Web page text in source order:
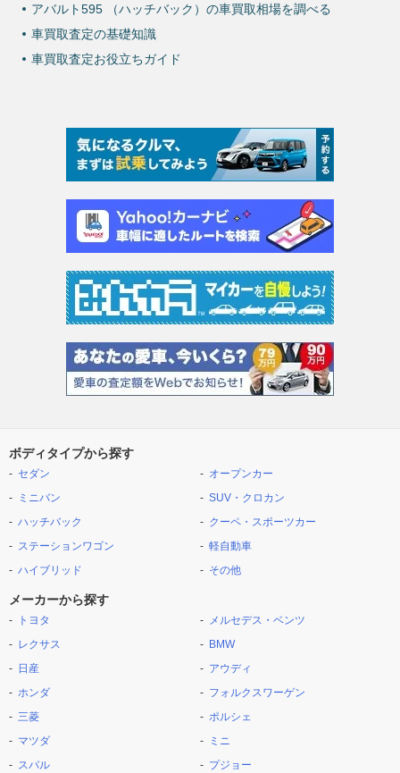
アバルト595 （ハッチバック）の車買取相場を調べる
車買取査定の基礎知識
車買取査定お役立ちガイド
ボディタイプから探す
セダン
ミニバン
ハッチバック
ステーションワゴン
ハイブリッド
オープンカー
SUV・クロカン
クーペ・スポーツカー
軽自動車
その他
メーカーから探す
トヨタ
レクサス
日産
ホンダ
三菱
マツダ
スバル
メルセデス・ベンツ
BMW
アウディ
フォルクスワーゲン
ポルシェ
ミニ
プジョー